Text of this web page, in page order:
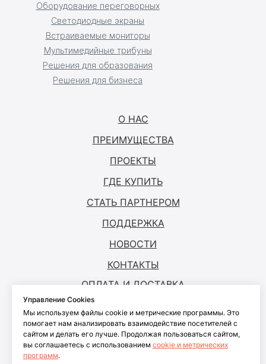
О НАС
© ANTOUCH, 2026. Все права защищены
Согласие на обработку персональных
данных
ПРЕИМУЩЕСТВА
ПРОЕКТЫ
ГДЕ КУПИТЬ
СТАТЬ ПАРТНЕРОМ
ПОДДЕРЖКА
НОВОСТИ
КОНТАКТЫ
ОПЛАТА И ДОСТАВКА
Оборудование переговорных
Светодиодные экраны
Встраиваемые мониторы
Мультимедийные трибуны
Решения для образования
Решения для бизнеса
Управление Cookies
Мы используем файлы cookie и метрические программы. Это
помогает нам анализировать взаимодействие посетителей с
сайтом и делать его лучше. Продолжая пользоваться сайтом,
вы соглашаетесь с использованием cookie и метрических
программ.